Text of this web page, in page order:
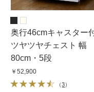
奥行46cmキャスター
ツヤツヤチェスト 幅
80cm・5段
￥52,900
（3）